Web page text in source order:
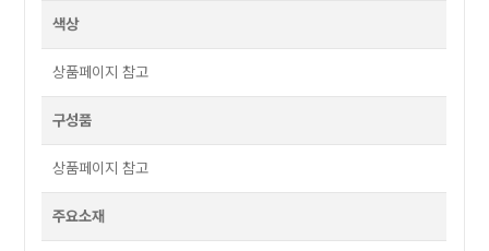
색상
상품페이지 참고
구성품
상품페이지 참고
주요소재